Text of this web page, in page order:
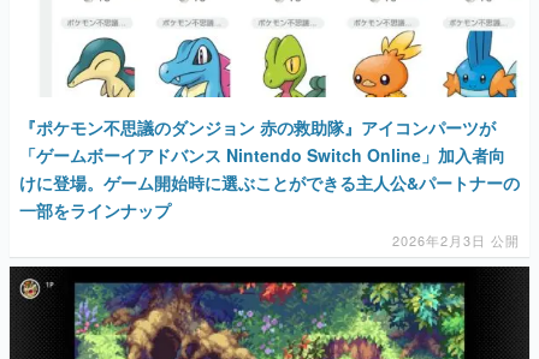
ゲームが変えた日本語
「経験値」「裏技」「ラスボス」… ゲームにまつわる言葉
の起源や用法の変遷を、コンピューター文化史研究家・タ
カテゴリ
特集記事
マンガ
女性向け
アプリレビュー
『ポケモン不思議のダンジョン 赤の救助隊』アイコンパーツが
「ゲームボーイアドバンス Nintendo Switch Online」加入者向
けに登場。ゲーム開始時に選ぶことができる主人公&パートナーの
一部をラインナップ
2026年2月3日 公開